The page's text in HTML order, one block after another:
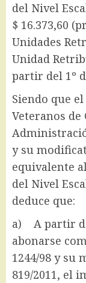
del Nivel
$ 16.373,60
Unidades
Unidad
partir del 1º
Siendo que
Veteranos de
y su
equivalente
del Nivel
deduce que:
a) A partir
abonarse
1244/98 y su
819/2011, el